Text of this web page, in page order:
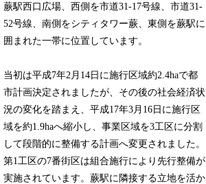
蕨駅西口広場、西側を市道31-17号線、市道31-
52号線、南側をシティタワー蕨、東側を蕨駅に
囲まれた一帯に位置しています。
当初は平成7年2月14日に施行区域約2.4haで都
市計画決定されましたが、その後の社会経済状
況の変化を踏まえ、平成17年3月16日に施行区
域を約1.9haへ縮小し、事業区域を3工区に分割
して段階的に整備する計画へ変更されました。
第1工区の7番街区は組合施行により先行整備が
実施されています。蕨駅に隣接する立地を活か